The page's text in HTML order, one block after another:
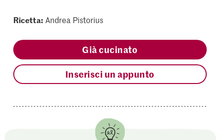
Ricetta: Andrea Pistorius
Già cucinato
Inserisci un appunto